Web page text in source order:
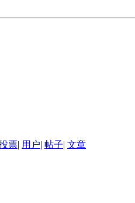
票| 用户| 帖子| 文章